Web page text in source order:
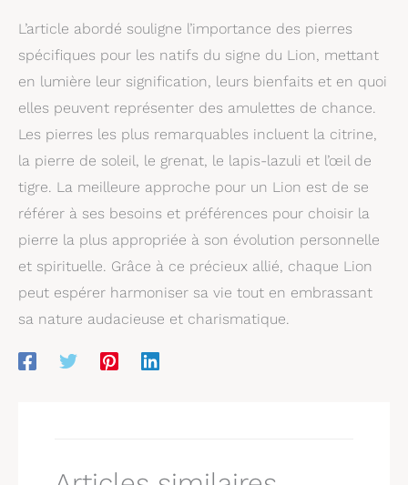
L’article abordé souligne l’importance des pierres
spécifiques pour les natifs du signe du Lion, mettant
en lumière leur signification, leurs bienfaits et en quoi
elles peuvent représenter des amulettes de chance.
Les pierres les plus remarquables incluent la citrine,
la pierre de soleil, le grenat, le lapis-lazuli et l’œil de
tigre. La meilleure approche pour un Lion est de se
référer à ses besoins et préférences pour choisir la
pierre la plus appropriée à son évolution personnelle
et spirituelle. Grâce à ce précieux allié, chaque Lion
peut espérer harmoniser sa vie tout en embrassant
sa nature audacieuse et charismatique.